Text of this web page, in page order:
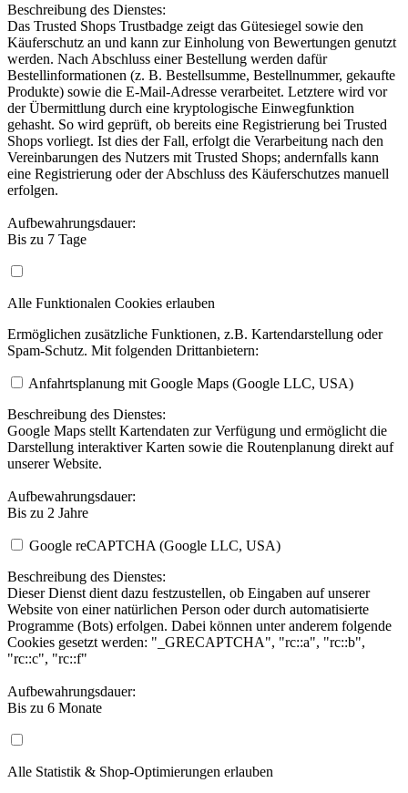
Beschreibung des Dienstes:
Das Trusted Shops Trustbadge zeigt das Gütesiegel sowie den
Käuferschutz an und kann zur Einholung von Bewertungen genutzt
werden. Nach Abschluss einer Bestellung werden dafür
Bestellinformationen (z. B. Bestellsumme, Bestellnummer, gekaufte
Produkte) sowie die E-Mail-Adresse verarbeitet. Letztere wird vor
der Übermittlung durch eine kryptologische Einwegfunktion
gehasht. So wird geprüft, ob bereits eine Registrierung bei Trusted
Shops vorliegt. Ist dies der Fall, erfolgt die Verarbeitung nach den
Vereinbarungen des Nutzers mit Trusted Shops; andernfalls kann
eine Registrierung oder der Abschluss des Käuferschutzes manuell
erfolgen.
Aufbewahrungsdauer:
Bis zu 7 Tage
Alle Funktionalen Cookies erlauben
Ermöglichen zusätzliche Funktionen, z.B. Kartendarstellung oder
Spam-Schutz. Mit folgenden Drittanbietern:
Anfahrtsplanung mit Google Maps (Google LLC, USA)
Beschreibung des Dienstes:
Google Maps stellt Kartendaten zur Verfügung und ermöglicht die
Darstellung interaktiver Karten sowie die Routenplanung direkt auf
unserer Website.
Aufbewahrungsdauer:
Bis zu 2 Jahre
Google reCAPTCHA (Google LLC, USA)
Beschreibung des Dienstes:
Dieser Dienst dient dazu festzustellen, ob Eingaben auf unserer
Website von einer natürlichen Person oder durch automatisierte
Programme (Bots) erfolgen. Dabei können unter anderem folgende
Cookies gesetzt werden: "_GRECAPTCHA", "rc::a", "rc::b",
"rc::c", "rc::f"
Aufbewahrungsdauer:
Bis zu 6 Monate
Alle Statistik & Shop-Optimierungen erlauben